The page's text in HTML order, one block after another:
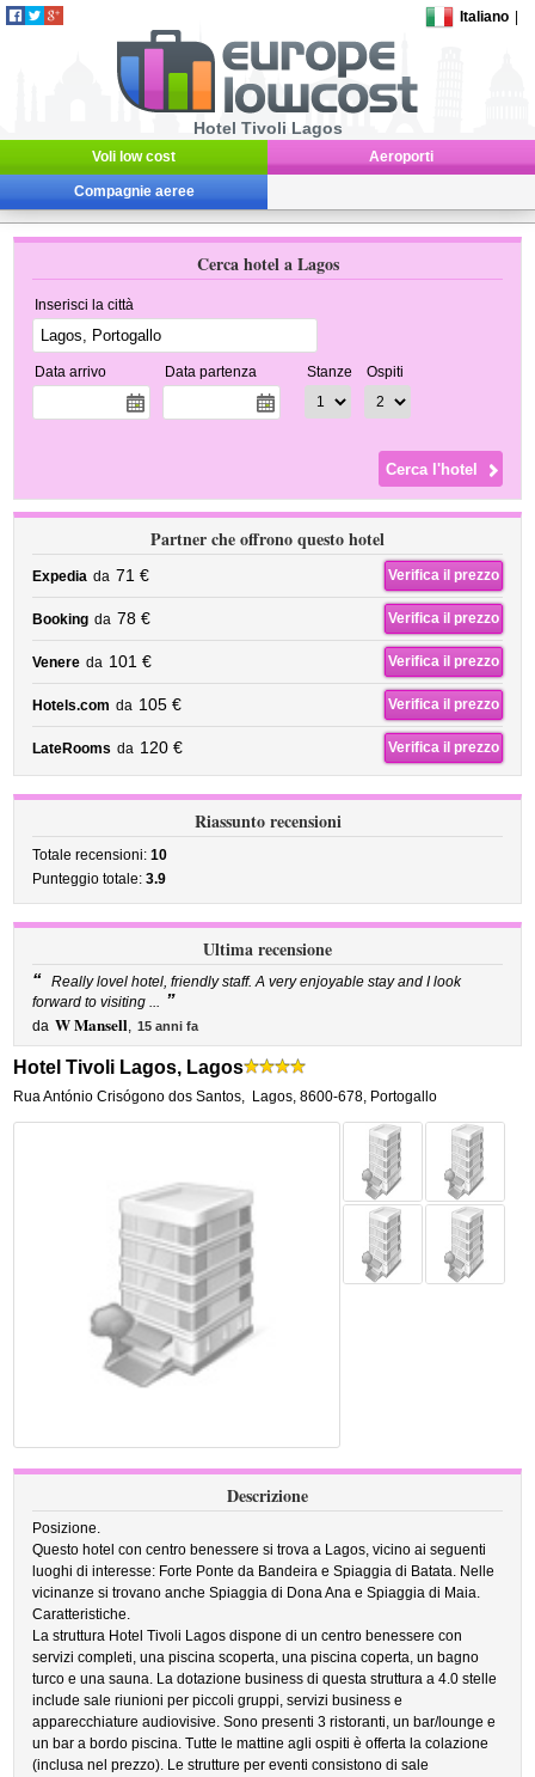
Italiano
Hotel Tivoli Lagos
Voli low cost Aeroporti
Compagnie aeree
Cerca hotel a Lagos
Inserisci la città
Data arrivo Data partenza Stanze Ospiti
Partner che offrono questo hotel
Expedia da 71 € Verifica il prezzo
Booking da 78 € Verifica il prezzo
Venere da 101 € Verifica il prezzo
Hotels.com da 105 € Verifica il prezzo
LateRooms da 120 € Verifica il prezzo
Riassunto recensioni
Totale recensioni:10
Punteggio totale:3.9
Ultima recensione
“ Really lovel hotel, friendly staff. A very enjoyable stay and I look
forward to visiting ... ”
da W Mansell, 15 anni fa
Hotel Tivoli Lagos, Lagos
Rua António Crisógono dos Santos, Lagos,8600-678, Portogallo
Descrizione
Posizione.
Questo hotel con centro benessere si trova a Lagos, vicino ai seguenti
luoghi di interesse: Forte Ponte da Bandeira e Spiaggia di Batata. Nelle
vicinanze si trovano anche Spiaggia di Dona Ana e Spiaggia di Maia.
Caratteristiche.
La struttura Hotel Tivoli Lagos dispone di un centro benessere con
servizi completi, una piscina scoperta, una piscina coperta, un bagno
turco e una sauna. La dotazione business di questa struttura a 4.0 stelle
include sale riunioni per piccoli gruppi, servizi business e
apparecchiature audiovisive. Sono presenti 3 ristoranti, un bar/lounge e
un bar a bordo piscina. Tutte le mattine agli ospiti è offerta la colazione
(inclusa nel prezzo). Le strutture per eventi consistono di sale